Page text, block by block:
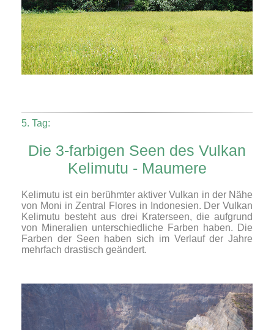
5. Tag:
Die 3-farbigen Seen des Vulkan
Kelimutu - Maumere
Kelimutu ist ein berühmter aktiver Vulkan in der Nähe
von Moni in Zentral Flores in Indonesien. Der Vulkan
Kelimutu besteht aus drei Kraterseen, die aufgrund
von Mineralien unterschiedliche Farben haben. Die
Farben der Seen haben sich im Verlauf der Jahre
mehrfach drastisch geändert.